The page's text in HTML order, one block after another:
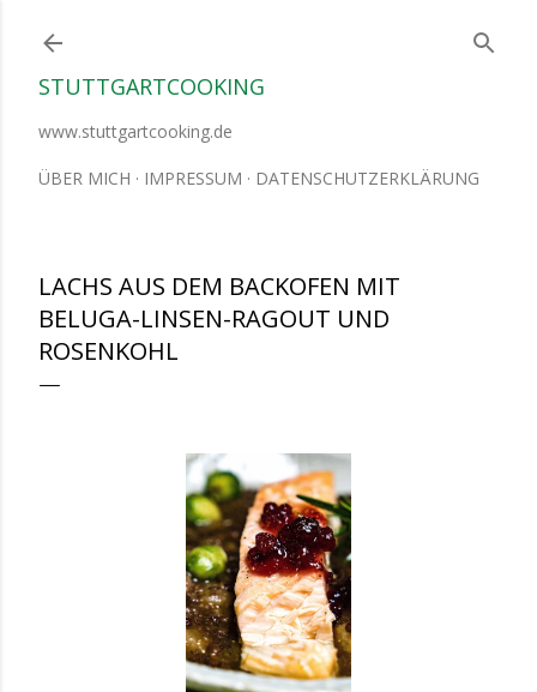
STUTTGARTCOOKING
www.stuttgartcooking.de
ÜBER MICH IMPRESSUM DATENSCHUTZERKLÄRUNG
LACHS AUS DEM BACKOFEN MIT
BELUGA-LINSEN-RAGOUT UND
ROSENKOHL